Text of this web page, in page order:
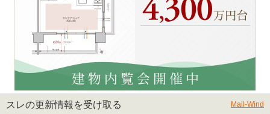
スレの更新情報を受け取る Mail-Wind